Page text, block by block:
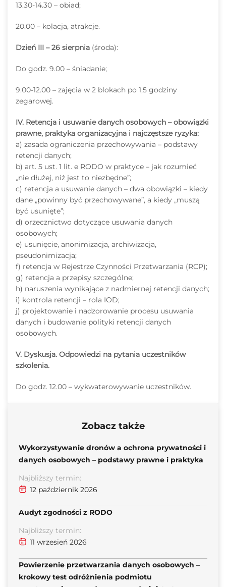
13.30-14.30 – obiad;
20.00 – kolacja, atrakcje.
Dzień III – 26 sierpnia (środa):
Do godz. 9.00 – śniadanie;
9.00-12.00 – zajęcia w 2 blokach po 1,5 godziny
zegarowej.
IV. Retencja i usuwanie danych osobowych – obowiązki
prawne, praktyka organizacyjna i najczęstsze ryzyka:
a) zasada ograniczenia przechowywania – podstawy
retencji danych;
b) art. 5 ust. 1 lit. e RODO w praktyce – jak rozumieć
„nie dłużej, niż jest to niezbędne”;
c) retencja a usuwanie danych – dwa obowiązki – kiedy
dane „powinny być przechowywane”, a kiedy „muszą
być usunięte”;
d) orzecznictwo dotyczące usuwania danych
osobowych;
e) usunięcie, anonimizacja, archiwizacja,
pseudonimizacja;
f) retencja w Rejestrze Czynności Przetwarzania (RCP);
g) retencja a przepisy szczególne;
h) naruszenia wynikające z nadmiernej retencji danych;
i) kontrola retencji – rola IOD;
j) projektowanie i nadzorowanie procesu usuwania
danych i budowanie polityki retencji danych
osobowych.
V. Dyskusja. Odpowiedzi na pytania uczestników
szkolenia.
Do godz. 12.00 – wykwaterowywanie uczestników.
Zobacz także
Wykorzystywanie dronów a ochrona prywatności i
danych osobowych – podstawy prawne i praktyka
Najbliższy termin:
12 październik 2026
Audyt zgodności z RODO
Najbliższy termin:
11 wrzesień 2026
Powierzenie przetwarzania danych osobowych –
krokowy test odróżnienia podmiotu